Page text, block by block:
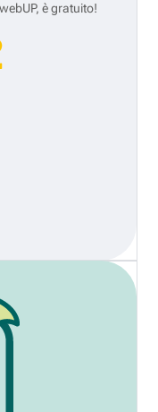
è gratuito!